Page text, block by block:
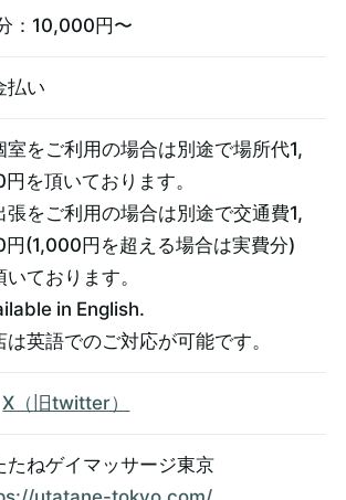
：10,000円〜
払い
室をご利用の場合は別途で場所代1,
を頂いております。
張をご利用の場合は別途で交通費1,
(1,000円を超える場合は実費分)
いております。
in English.
は英語でのご対応が可能です。
X（旧twitter）
たねゲイマッサージ東京